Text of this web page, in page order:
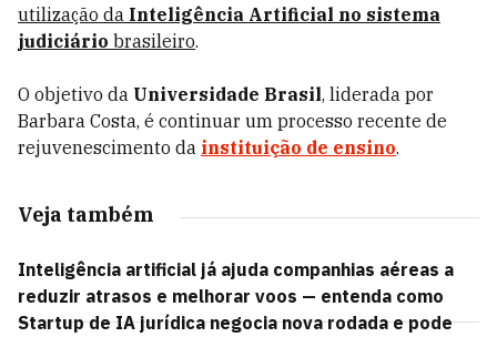
utilização da Inteligência Artificial no sistema
judiciário brasileiro.
O objetivo da Universidade Brasil, liderada por
Barbara Costa, é continuar um processo recente de
rejuvenescimento da instituição de ensino.
Veja também
Inteligência artificial já ajuda companhias aéreas a
reduzir atrasos e melhorar voos — entenda como
Startup de IA jurídica negocia nova rodada e pode